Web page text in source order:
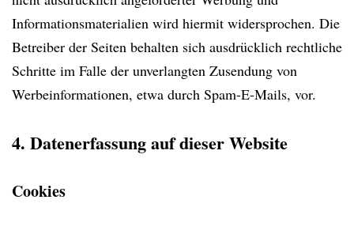
Informationsmaterialien wird hiermit widersprochen. Die
Betreiber der Seiten behalten sich ausdrücklich rechtliche
Schritte im Falle der unverlangten Zusendung von
Werbeinformationen, etwa durch Spam-E-Mails, vor.
4. Datenerfassung auf dieser Website
Cookies